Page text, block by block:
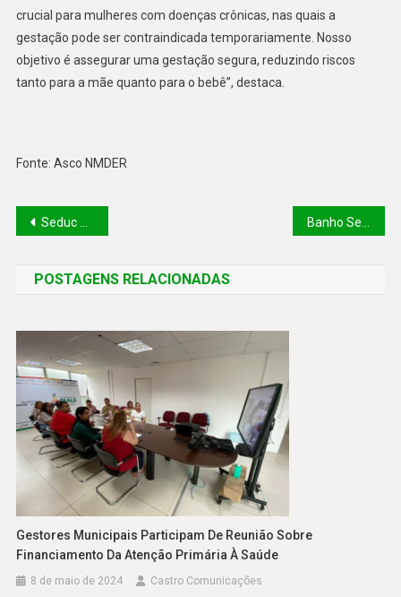
crucial para mulheres com doenças crônicas, nas quais a
gestação pode ser contraindicada temporariamente. Nosso
objetivo é assegurar uma gestação segura, reduzindo riscos
tanto para a mãe quanto para o bebê”, destaca.
Fonte: Asco NMDER
Seduc divulga gabarito oficial de prova objetiva da seletiva do Seduckathon Banho Seguro: campanha reduz mortes por afogamento e fortalece prevenção no Piauí
POSTAGENS RELACIONADAS
Gestores Municipais Participam De Reunião Sobre
Financiamento Da Atenção Primária À Saúde
8 de maio de 2024 Castro Comunicações